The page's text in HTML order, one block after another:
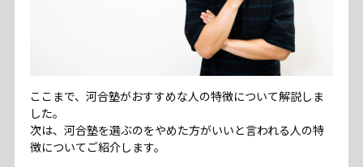
ここまで、河合塾がおすすめな人の特徴について解説しま
した。
次は、河合塾を選ぶのをやめた方がいいと言われる人の特
徴についてご紹介します。